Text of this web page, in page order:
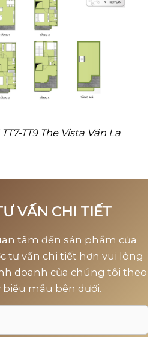
TT9 The Vista Văn La
VẤN CHI TIẾT
tâm đến sản phẩm của
tư vấn chi tiết hơn vui lòng
doanh của chúng tôi theo
mẫu bên dưới.